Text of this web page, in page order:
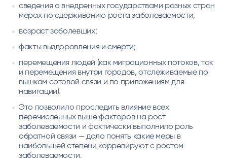
сведения о внедренных государствами разных стран
мерах по сдерживанию роста заболеваемости;
возраст заболевших;
факты выздоровления и смерти;
перемещения людей (как миграционных потоков, так
и перемещения внутри городов, отслеживаемые по
вышкам сотовой связи и по приложениям для
навигации).
Это позволило проследить влияние всех
перечисленных выше факторов на рост
заболеваемости и фактически выполнило роль
обратной связи — дало понять какие меры в
наибольшей степени коррелируют с ростом
заболеваемости.